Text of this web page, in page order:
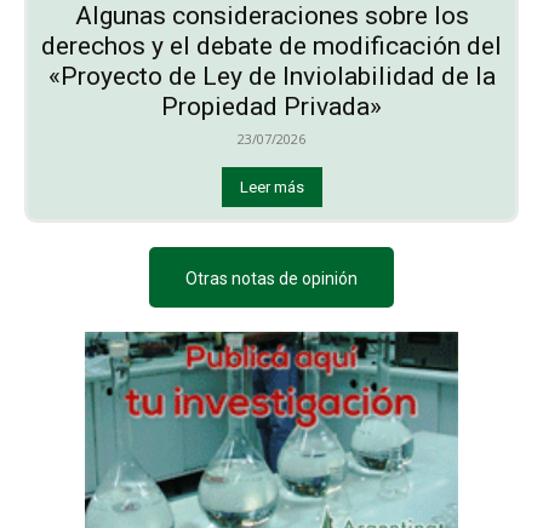
Algunas consideraciones sobre los
derechos y el debate de modificación del
«Proyecto de Ley de Inviolabilidad de la
Propiedad Privada»
23/07/2026
Leer más
Otras notas de opinión